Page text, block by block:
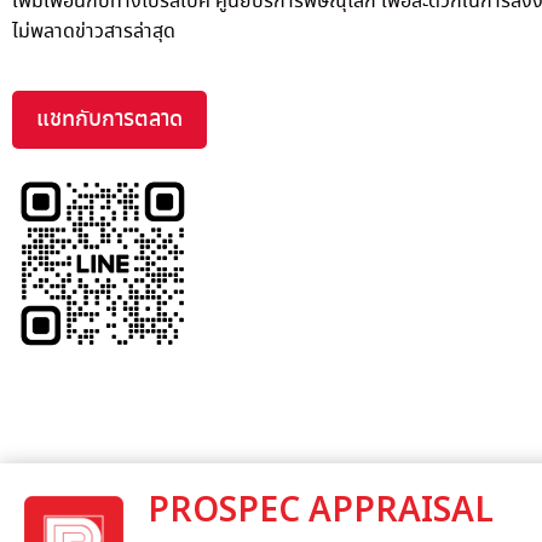
ไม่พลาดข่าวสารล่าสุด
แชทกับการตลาด
PROSPEC APPRAISAL